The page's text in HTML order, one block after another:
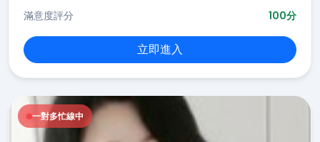
滿意度評分
100分
立即進入
一對多忙線中